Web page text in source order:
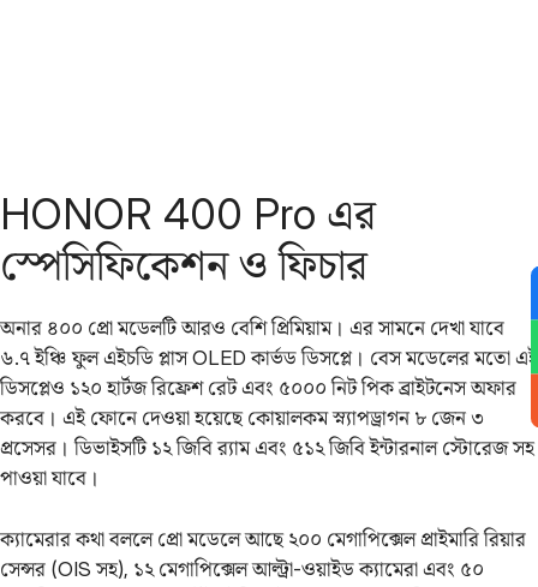
HONOR 400 Pro এর
স্পেসিফিকেশন ও ফিচার
অনার ৪০০ প্রো মডেলটি আরও বেশি প্রিমিয়াম। এর সামনে দেখা যাবে
৬.৭ ইঞ্চি ফুল এইচডি প্লাস OLED কার্ভড ডিসপ্লে। বেস মডেলের মতো এই
ডিসপ্লেও ১২০ হার্টজ রিফ্রেশ রেট এবং ৫০০০ নিট পিক ব্রাইটনেস অফার
করবে। এই ফোনে দেওয়া হয়েছে কোয়ালকম স্ন্যাপড্রাগন ৮ জেন ৩
প্রসেসর। ডিভাইসটি ১২ জিবি র‌্যাম এবং ৫১২ জিবি ইন্টারনাল স্টোরেজ সহ
পাওয়া যাবে।
ক্যামেরার কথা বললে প্রো মডেলে আছে ২০০ মেগাপিক্সেল প্রাইমারি রিয়ার
সেন্সর (OIS সহ), ১২ মেগাপিক্সেল আল্ট্রা-ওয়াইড ক্যামেরা এবং ৫০